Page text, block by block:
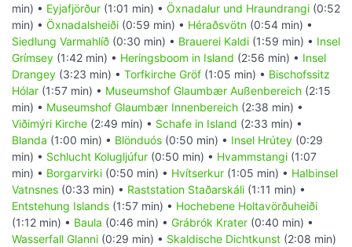
min) • Eyjafjörður (1:01 min) • Öxnadalur und Hraundrangi (0:52
min) • Öxnadalsheiði (0:59 min) • Héraðsvötn (0:54 min) •
Siedlung Varmahlíð (0:30 min) • Brauerei Kaldi (1:59 min) • Insel
Grímsey (1:42 min) • Heringsboom in Island (2:56 min) • Insel
Drangey (3:23 min) • Torfkirche Gröf (1:05 min) • Bischofssitz
Hólar (1:57 min) • Museumshof Glaumbær Außenbereich (2:15
min) • Museumshof Glaumbær Innenbereich (2:38 min) •
Viðimýri Kirche (2:49 min) • Schafe in Island (2:33 min) •
Blanda (1:00 min) • Blönduós (0:50 min) • Insel Hrútey (0:29
min) • Schlucht Kolugljúfur (0:50 min) • Hvammstangi (1:07
min) • Borgarvirki (0:50 min) • Hvítserkur (1:05 min) • Halbinsel
Vatnsnes (0:33 min) • Raststation Staðarskáli (1:11 min) •
Entstehung Islands (1:57 min) • Hochebene Holtavörðuheiði
(1:12 min) • Baula (0:46 min) • Grábrók Krater (0:40 min) •
Wasserfall Glanni (0:29 min) • Skaldische Dichtkunst (2:08 min)